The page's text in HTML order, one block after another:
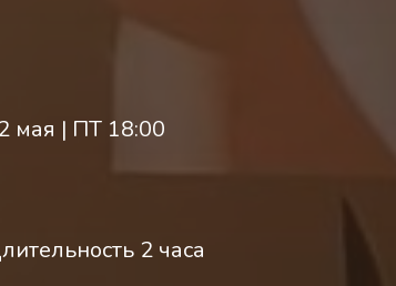
мая | ПТ 18:00
2 часа